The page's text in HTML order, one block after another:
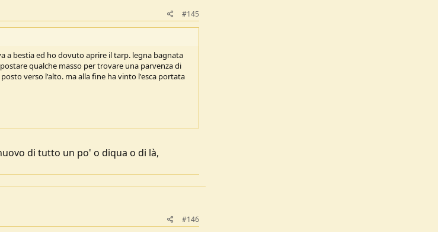
#145
a bestia ed ho dovuto aprire il tarp. legna bagnata
qualche masso per trovare una parvenza di
verso l'alto. ma alla fine ha vinto l'esca portata
di tutto un po' o diqua o di là,
#146